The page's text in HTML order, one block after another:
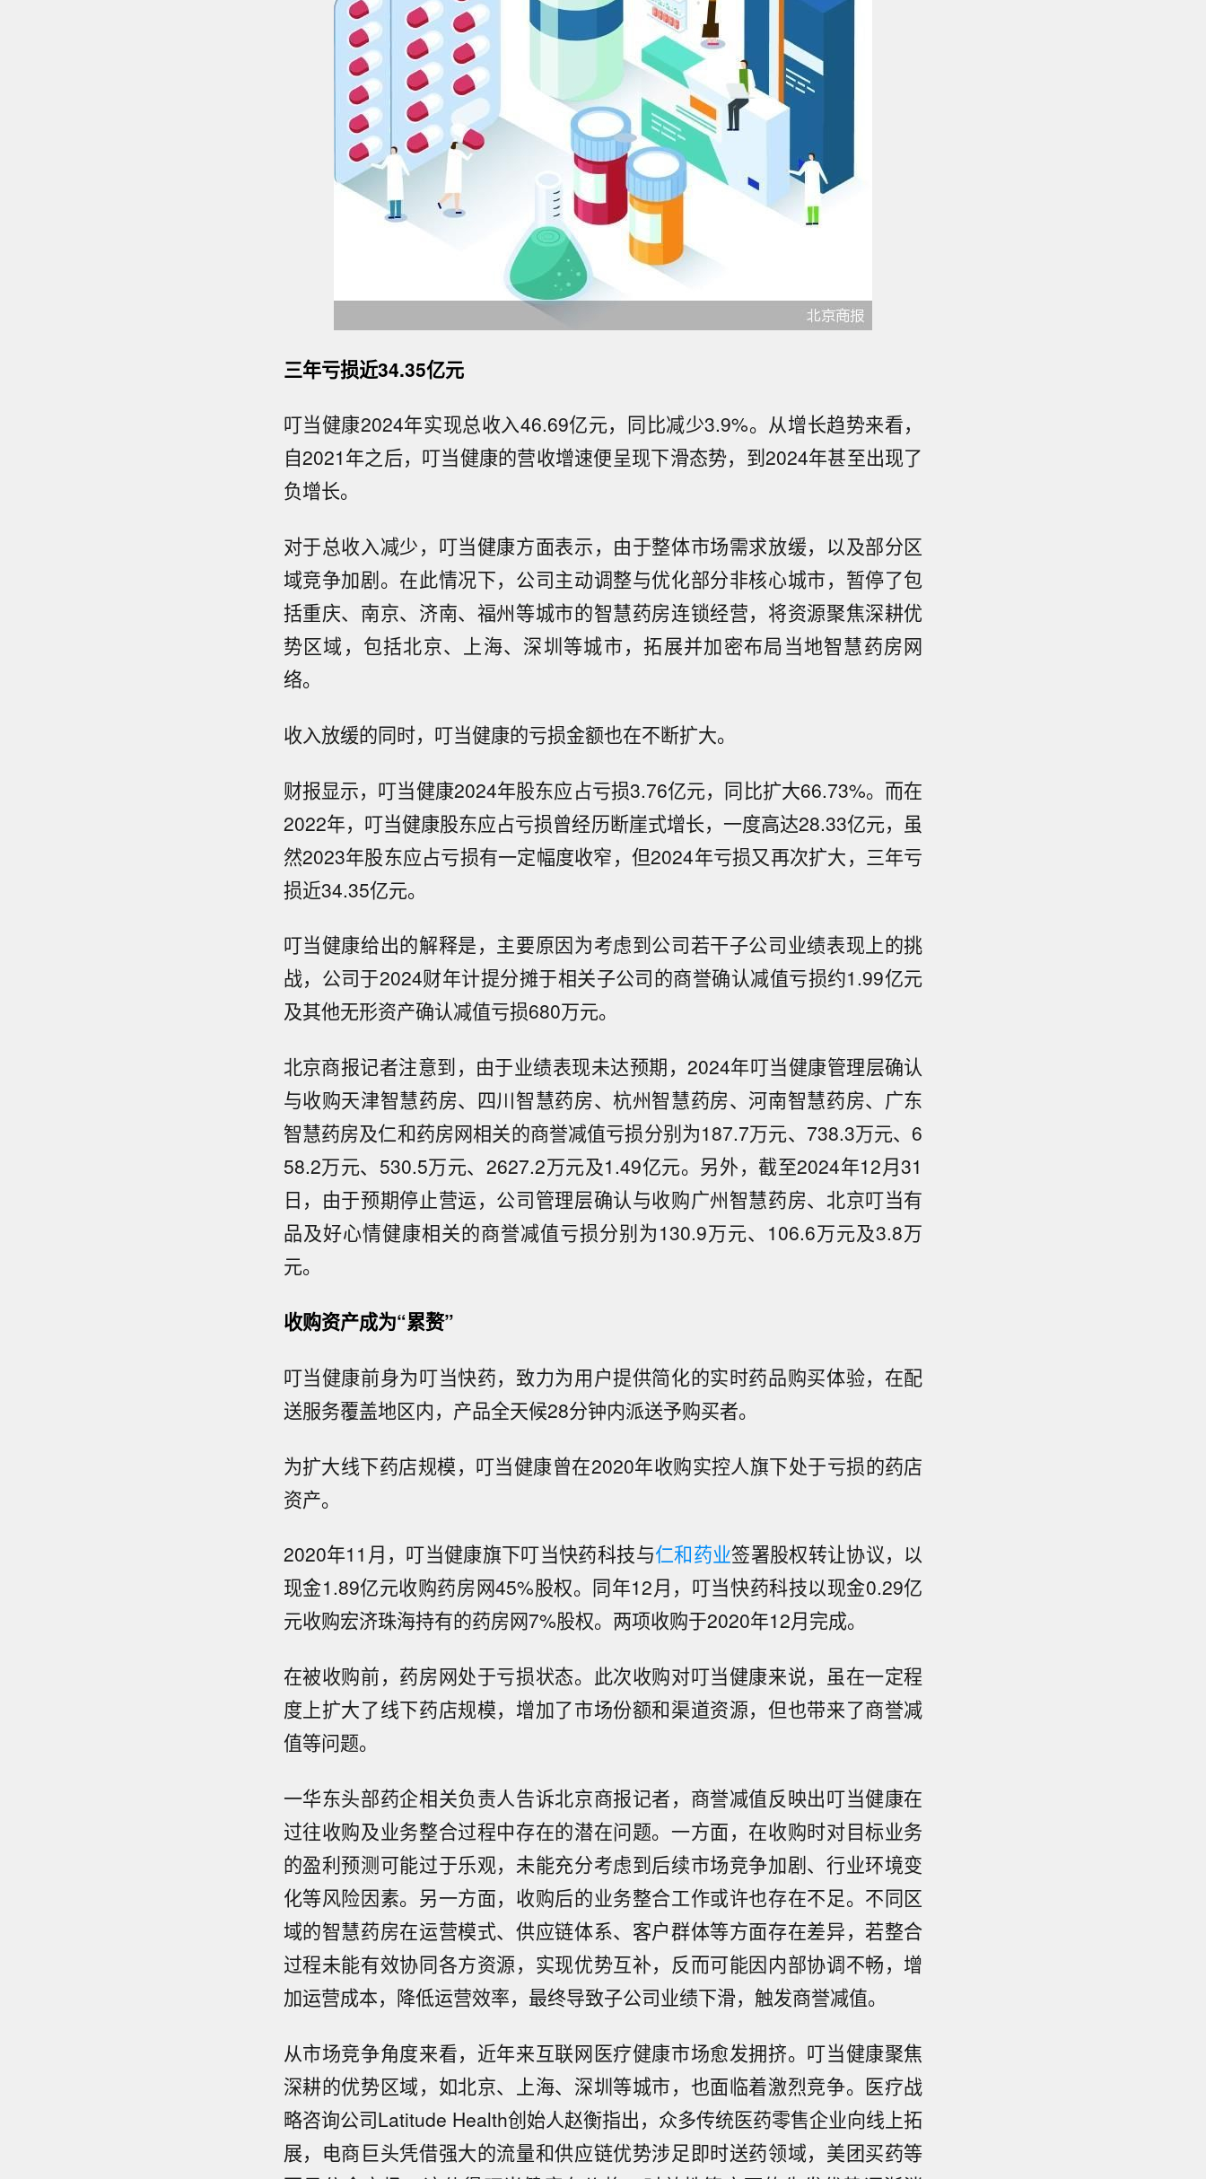
三年亏损近34.35亿元
叮当健康2024年实现总收入46.69亿元，同比减少3.9%。从增长趋势来看，
自2021年之后，叮当健康的营收增速便呈现下滑态势，到2024年甚至出现了
负增长。
对于总收入减少，叮当健康方面表示，由于整体市场需求放缓，以及部分区
域竞争加剧。在此情况下，公司主动调整与优化部分非核心城市，暂停了包
括重庆、南京、济南、福州等城市的智慧药房连锁经营，将资源聚焦深耕优
势区域，包括北京、上海、深圳等城市，拓展并加密布局当地智慧药房网
络。
收入放缓的同时，叮当健康的亏损金额也在不断扩大。
财报显示，叮当健康2024年股东应占亏损3.76亿元，同比扩大66.73%。而在
2022年，叮当健康股东应占亏损曾经历断崖式增长，一度高达28.33亿元，虽
然2023年股东应占亏损有一定幅度收窄，但2024年亏损又再次扩大，三年亏
损近34.35亿元。
叮当健康给出的解释是，主要原因为考虑到公司若干子公司业绩表现上的挑
战，公司于2024财年计提分摊于相关子公司的商誉确认减值亏损约1.99亿元
及其他无形资产确认减值亏损680万元。
北京商报记者注意到，由于业绩表现未达预期，2024年叮当健康管理层确认
与收购天津智慧药房、四川智慧药房、杭州智慧药房、河南智慧药房、广东
智慧药房及仁和药房网相关的商誉减值亏损分别为187.7万元、738.3万元、6
58.2万元、530.5万元、2627.2万元及1.49亿元。另外，截至2024年12月31
日，由于预期停止营运，公司管理层确认与收购广州智慧药房、北京叮当有
品及好心情健康相关的商誉减值亏损分别为130.9万元、106.6万元及3.8万
元。
收购资产成为“累赘”
叮当健康前身为叮当快药，致力为用户提供简化的实时药品购买体验，在配
送服务覆盖地区内，产品全天候28分钟内派送予购买者。
为扩大线下药店规模，叮当健康曾在2020年收购实控人旗下处于亏损的药店
资产。
2020年11月，叮当健康旗下叮当快药科技与仁和药业签署股权转让协议，以
现金1.89亿元收购药房网45%股权。同年12月，叮当快药科技以现金0.29亿
元收购宏济珠海持有的药房网7%股权。两项收购于2020年12月完成。
在被收购前，药房网处于亏损状态。此次收购对叮当健康来说，虽在一定程
度上扩大了线下药店规模，增加了市场份额和渠道资源，但也带来了商誉减
值等问题。
一华东头部药企相关负责人告诉北京商报记者，商誉减值反映出叮当健康在
过往收购及业务整合过程中存在的潜在问题。一方面，在收购时对目标业务
的盈利预测可能过于乐观，未能充分考虑到后续市场竞争加剧、行业环境变
化等风险因素。另一方面，收购后的业务整合工作或许也存在不足。不同区
域的智慧药房在运营模式、供应链体系、客户群体等方面存在差异，若整合
过程未能有效协同各方资源，实现优势互补，反而可能因内部协调不畅，增
加运营成本，降低运营效率，最终导致子公司业绩下滑，触发商誉减值。
从市场竞争角度来看，近年来互联网医疗健康市场愈发拥挤。叮当健康聚焦
深耕的优势区域，如北京、上海、深圳等城市，也面临着激烈竞争。医疗战
略咨询公司Latitude Health创始人赵衡指出，众多传统医药零售企业向线上拓
展，电商巨头凭借强大的流量和供应链优势涉足即时送药领域，美团买药等